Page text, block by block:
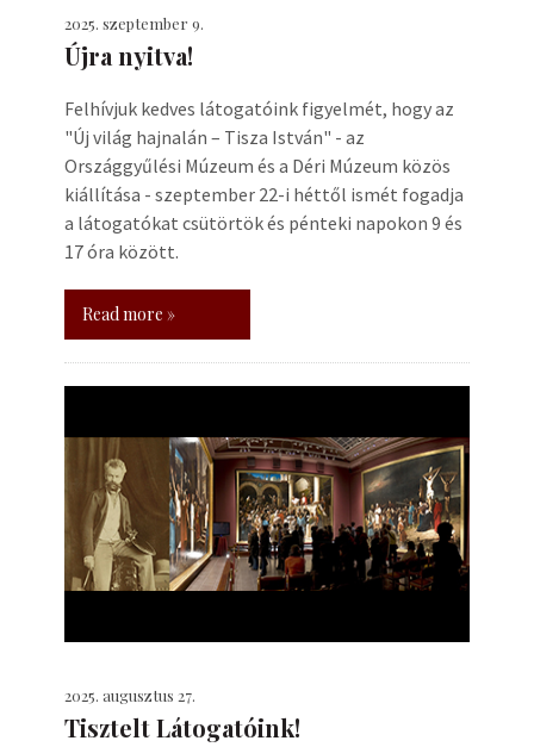
2025. szeptember 9.
Újra nyitva!
Felhívjuk kedves látogatóink figyelmét, hogy az
"Új világ hajnalán – Tisza István" - az
Országgyűlési Múzeum és a Déri Múzeum közös
kiállítása - szeptember 22-i héttől ismét fogadja
a látogatókat csütörtök és pénteki napokon 9 és
17 óra között.
Read more »
2025. augusztus 27.
Tisztelt Látogatóink!